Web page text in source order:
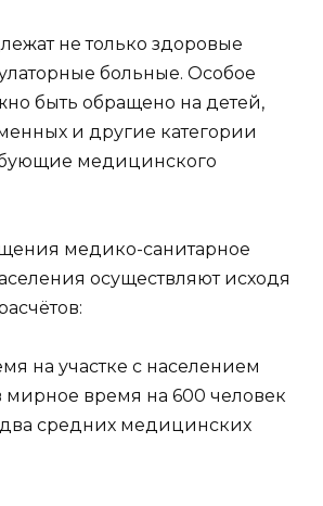
не только здоровые
больные. Особое
быть обращено на детей,
и другие категории
медицинского
медико-санитарное
осуществляют исходя
на участке с населением
мирное время на 600 человек
средних медицинских